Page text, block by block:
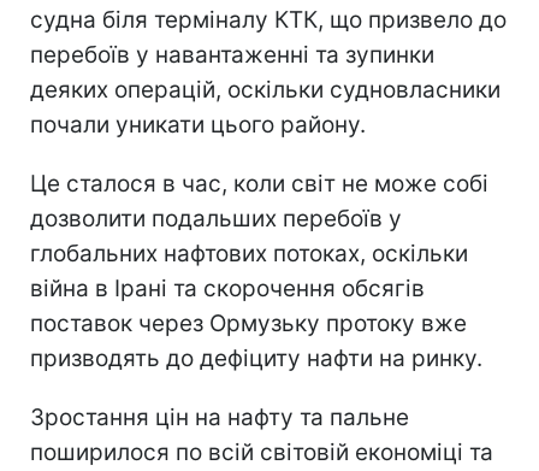
судна біля терміналу КТК, що призвело до
перебоїв у навантаженні та зупинки
деяких операцій, оскільки судновласники
почали уникати цього району.
Це сталося в час, коли світ не може собі
дозволити подальших перебоїв у
глобальних нафтових потоках, оскільки
війна в Ірані та скорочення обсягів
поставок через Ормузьку протоку вже
призводять до дефіциту нафти на ринку.
Зростання цін на нафту та пальне
поширилося по всій світовій економіці та